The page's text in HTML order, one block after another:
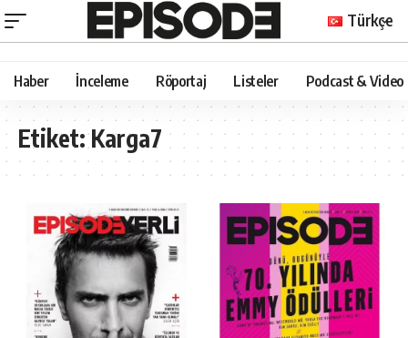
Türkçe
Haber İnceleme Röportaj Listeler Podcast & Video
Etiket:Karga7